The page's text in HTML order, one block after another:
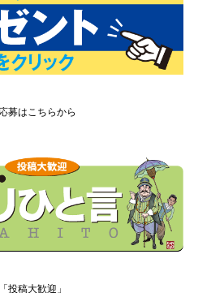
募はこちらから
投稿大歓迎」